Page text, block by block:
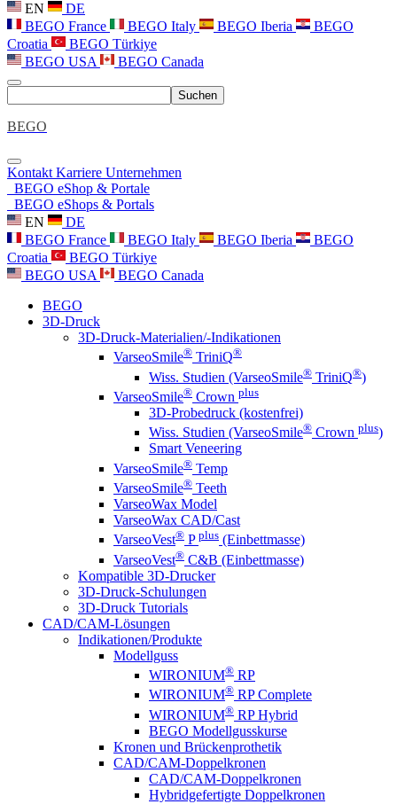
EN
DE
BEGO France
BEGO Italy BEGO Iberia
BEGO
Croatia
BEGO Türkiye
BEGO USA
BEGO Canada
Suchen
BEGO
Kontakt Karriere Unternehmen
BEGO eShop & Portale
BEGO eShops & Portals
EN
DE
BEGO France
BEGO Italy BEGO Iberia
BEGO
Croatia
BEGO Türkiye
BEGO USA
BEGO Canada
BEGO
3D-Druck
3D-Druck-Materialien/-Indikationen
VarseoSmile® TriniQ®
Wiss. Studien (VarseoSmile® TriniQ®)
VarseoSmile® Crown plus
3D-Probedruck (kostenfrei)
Wiss. Studien (VarseoSmile® Crown plus)
Smart Veneering
VarseoSmile® Temp
VarseoSmile® Teeth
VarseoWax Model
VarseoWax CAD/Cast
VarseoVest® P plus (Einbettmasse)
VarseoVest® C&B (Einbettmasse)
Kompatible 3D-Drucker
3D-Druck-Schulungen
3D-Druck Tutorials
CAD/CAM-Lösungen
Indikationen/Produkte
Modellguss
WIRONIUM® RP
WIRONIUM® RP Complete
WIRONIUM® RP Hybrid
BEGO Modellgusskurse
Kronen und Brückenprothetik
CAD/CAM-Doppelkronen
CAD/CAM-Doppelkronen
Hybridgefertigte Doppelkronen